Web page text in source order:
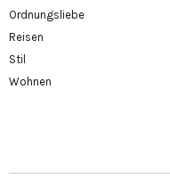
Ordnungsliebe
Reisen
Stil
Wohnen